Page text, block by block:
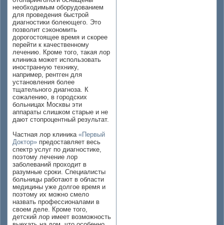
необходимым оборудованием
для проведения быстрой
диагностики болеющего. Это
позволит сэкономить
дорогостоящее время и скорее
перейти к качественному
лечению. Кроме того, такая лор
клиника может использовать
иностранную технику,
например, рентген для
установления более
тщательного диагноза. К
сожалению, в городских
больницах Москвы эти
аппараты слишком старые и не
дают стопроцентный результат.
Частная лор клиника «Первый
Доктор» предоставляет весь
спектр услуг по диагностике,
поэтому лечение лор
заболеваний проходит в
разумные сроки. Специалисты
больницы работают в области
медицины уже долгое время и
поэтому их можно смело
назвать профессионалами в
своем деле. Кроме того,
детский лор имеет возможность